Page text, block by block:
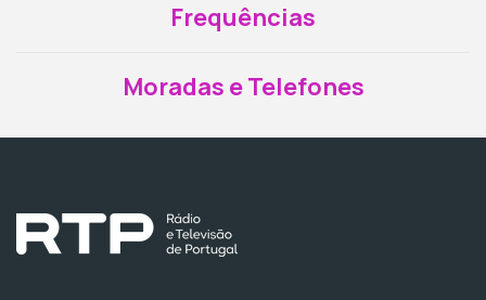
Frequências
Moradas e Telefones